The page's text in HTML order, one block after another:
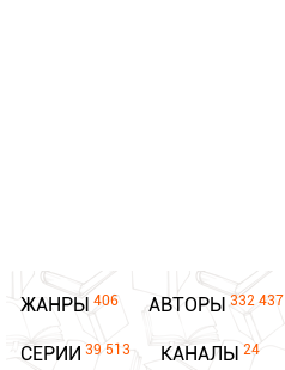
ЖАНРЫ 406 АВТОРЫ 332 437
СЕРИИ 39 513 КАНАЛЫ 24